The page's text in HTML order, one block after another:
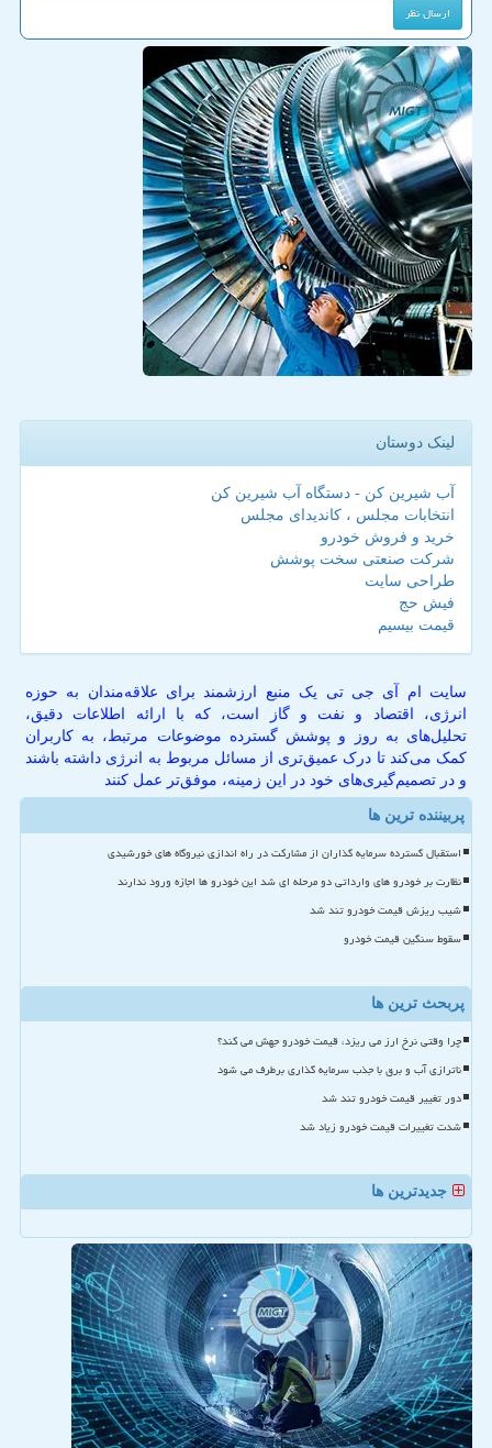
لینک دوستان
آب شیرین کن - دستگاه آب شیرین کن
انتخابات مجلس ، کاندیدای مجلس
خرید و فروش خودرو
شرکت صنعتی سخت پوشش
طراحی سایت
فیش حج
قیمت بیسیم
سایت ام آی جی تی یک منبع ارزشمند برای علاقه‌مندان به حوزه
انرژی، اقتصاد و نفت و گاز است، که با ارائه اطلاعات دقیق،
تحلیل‌های به روز و پوشش گسترده موضوعات مرتبط، به کاربران
کمک می‌کند تا درک عمیق‌تری از مسائل مربوط به انرژی داشته باشند
و در تصمیم‌گیری‌های خود در این زمینه، موفق‌تر عمل کنند
پربیننده ترین ها
استقبال گسترده سرمایه گذاران از مشارکت در راه اندازی نیروگاه های خورشیدی
نظارت بر خودرو های وارداتی دو مرحله ای شد این خودرو ها اجازه ورود ندارند
شیب ریزش قیمت خودرو تند شد
سقوط سنگین قیمت خودرو
پربحث ترین ها
چرا وقتی نرخ ارز می ریزد، قیمت خودرو جهش می کند؟
ناترازی آب و برق با جذب سرمایه گذاری برطرف می شود
دور تغییر قیمت خودرو تند شد
شدت تغییرات قیمت خودرو زیاد شد
جدیدترین ها